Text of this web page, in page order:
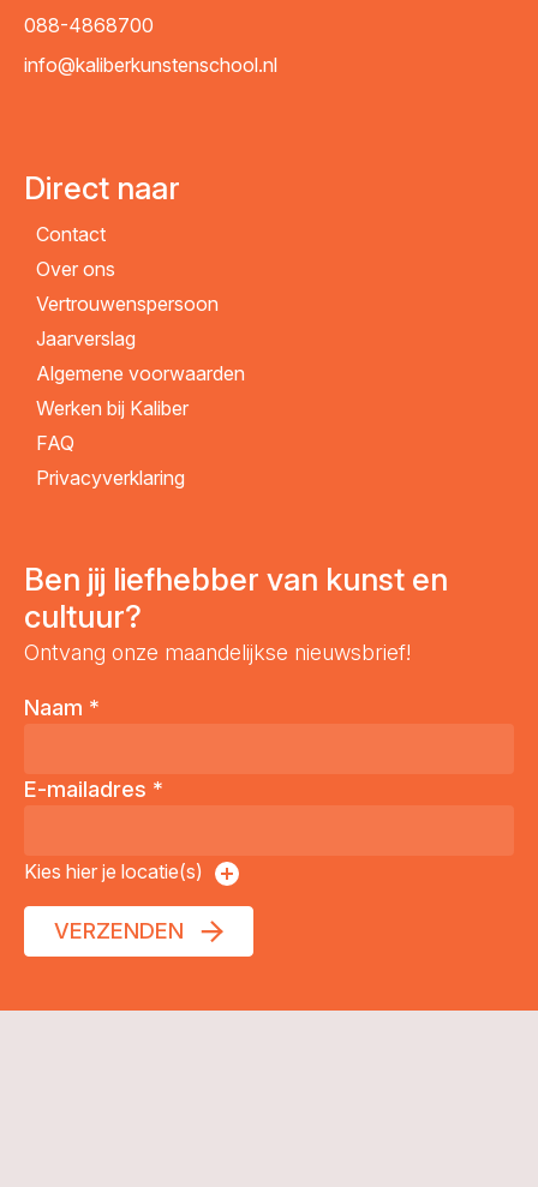
088-4868700
info@kaliberkunstenschool.nl
Direct naar
Contact
Over ons
Vertrouwenspersoon
Jaarverslag
Algemene voorwaarden
Werken bij Kaliber
FAQ
Privacyverklaring
Ben jij liefhebber van kunst en
cultuur?
Ontvang onze maandelijkse nieuwsbrief!
Naam *
E-mailadres *
Kies hier je locatie(s)
VERZENDEN